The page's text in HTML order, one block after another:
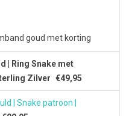
goud met korting
| Ring Snake met
Zilver €49,95
| Snake patroon |